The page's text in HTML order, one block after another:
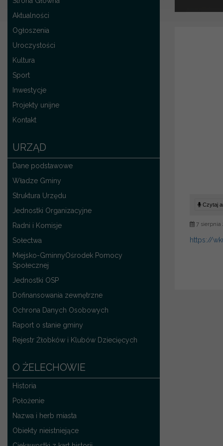
Aktualności
Ogłoszenia
Uroczystości
Kultura
Sport
Inwestycje
Projekty unijne
Kontakt
URZĄD
Dane podstawowe
Władze Gminy
Struktura Urzędu
Jednostki Organizacyjne
Radni i Komisje
Sołectwa
Miejsko-GminnyOśrodek Pomocy
Społecznej
Jednostki OSP
Dofinansowania zewnętrzne
Ochrona Danych Osobowych
Raport o stanie gminy
Rejestr Żłobków i Klubów Dziecięcych
O ŻELECHOWIE
Historia
Położenie
Nazwa i herb miasta
Obiekty nieistniejące
Czytaj
7 sierpnia
https://